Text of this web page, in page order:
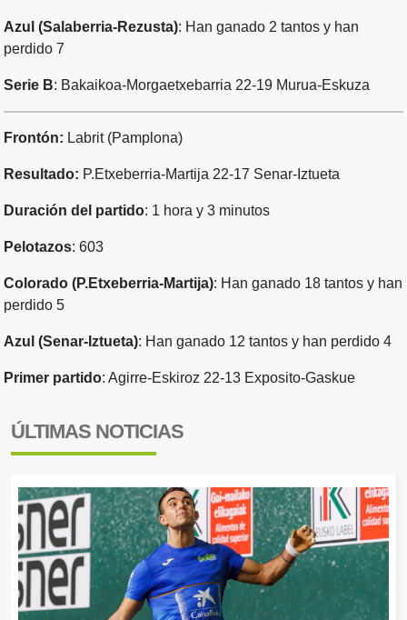
Azul (Salaberria-Rezusta): Han ganado 2 tantos y han
perdido 7
Serie B: Bakaikoa-Morgaetxebarria 22-19 Murua-Eskuza
Frontón: Labrit (Pamplona)
Resultado: P.Etxeberria-Martija 22-17 Senar-Iztueta
Duración del partido: 1 hora y 3 minutos
Pelotazos: 603
Colorado (P.Etxeberria-Martija): Han ganado 18 tantos y han
perdido 5
Azul (Senar-Iztueta): Han ganado 12 tantos y han perdido 4
Primer partido: Agirre-Eskiroz 22-13 Exposito-Gaskue
ÚLTIMAS NOTICIAS